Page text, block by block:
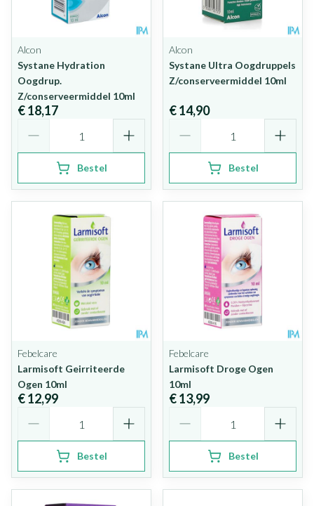
Alcon
Systane Hydration
Oogdrup.
Z/conserveermiddel 10ml
€ 18,17
Bestel
Alcon
Systane Ultra Oogdruppels
Z/conserveermiddel 10ml
€ 14,90
Bestel
Febelcare
Larmisoft Geirriteerde
Ogen 10ml
€ 12,99
Bestel
Febelcare
Larmisoft Droge Ogen
10ml
€ 13,99
Bestel